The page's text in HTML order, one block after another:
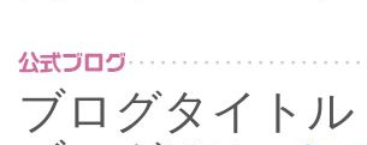
ブログタイト